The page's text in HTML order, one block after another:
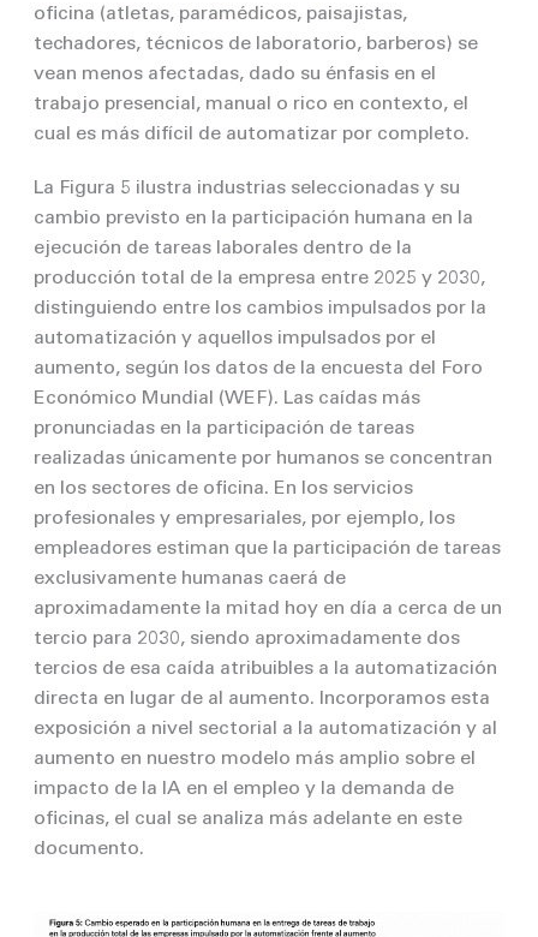
oficina (atletas, paramédicos, paisajistas,
techadores, técnicos de laboratorio, barberos) se
vean menos afectadas, dado su énfasis en el
trabajo presencial, manual o rico en contexto, el
cual es más difícil de automatizar por completo.
La Figura 5 ilustra industrias seleccionadas y su
cambio previsto en la participación humana en la
ejecución de tareas laborales dentro de la
producción total de la empresa entre 2025 y 2030,
distinguiendo entre los cambios impulsados por la
automatización y aquellos impulsados por el
aumento, según los datos de la encuesta del Foro
Económico Mundial (WEF). Las caídas más
pronunciadas en la participación de tareas
realizadas únicamente por humanos se concentran
en los sectores de oficina. En los servicios
profesionales y empresariales, por ejemplo, los
empleadores estiman que la participación de tareas
exclusivamente humanas caerá de
aproximadamente la mitad hoy en día a cerca de un
tercio para 2030, siendo aproximadamente dos
tercios de esa caída atribuibles a la automatización
directa en lugar de al aumento. Incorporamos esta
exposición a nivel sectorial a la automatización y al
aumento en nuestro modelo más amplio sobre el
impacto de la IA en el empleo y la demanda de
oficinas, el cual se analiza más adelante en este
documento.